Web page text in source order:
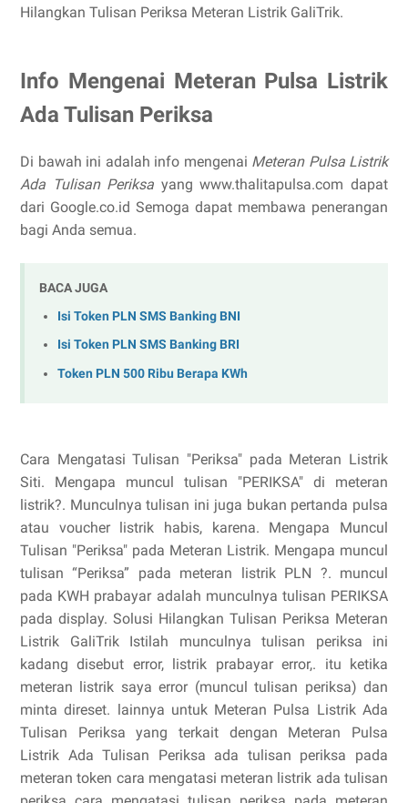
Hilangkan Tulisan Periksa Meteran Listrik GaliTrik.
Info Mengenai Meteran Pulsa Listrik
Ada Tulisan Periksa
Di bawah ini adalah info mengenai Meteran Pulsa Listrik
Ada Tulisan Periksa yang www.thalitapulsa.com dapat
dari Google.co.id Semoga dapat membawa penerangan
bagi Anda semua.
BACA JUGA
Isi Token PLN SMS Banking BNI
Isi Token PLN SMS Banking BRI
Token PLN 500 Ribu Berapa KWh
Cara Mengatasi Tulisan "Periksa" pada Meteran Listrik
Siti. Mengapa muncul tulisan "PERIKSA" di meteran
listrik?. Munculnya tulisan ini juga bukan pertanda pulsa
atau voucher listrik habis, karena. Mengapa Muncul
Tulisan "Periksa" pada Meteran Listrik. Mengapa muncul
tulisan “Periksa” pada meteran listrik PLN ?. muncul
pada KWH prabayar adalah munculnya tulisan PERIKSA
pada display. Solusi Hilangkan Tulisan Periksa Meteran
Listrik GaliTrik Istilah munculnya tulisan periksa ini
kadang disebut error, listrik prabayar error,. itu ketika
meteran listrik saya error (muncul tulisan periksa) dan
minta direset. lainnya untuk Meteran Pulsa Listrik Ada
Tulisan Periksa yang terkait dengan Meteran Pulsa
Listrik Ada Tulisan Periksa ada tulisan periksa pada
meteran token cara mengatasi meteran listrik ada tulisan